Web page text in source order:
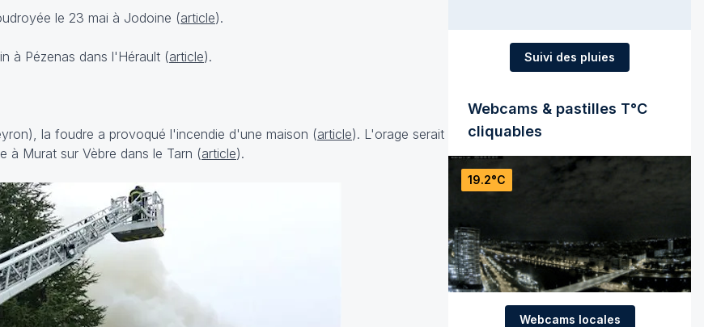
le 23 mai à Jodoine (article).
à Pézenas dans l'Hérault (article).
la foudre a provoqué l'incendie d'une maison (article). L'orage serait
à Murat sur Vèbre dans le Tarn (article).
Suivi des pluies
Webcams & pastilles T°C
cliquables
19.2°C
Webcams locales